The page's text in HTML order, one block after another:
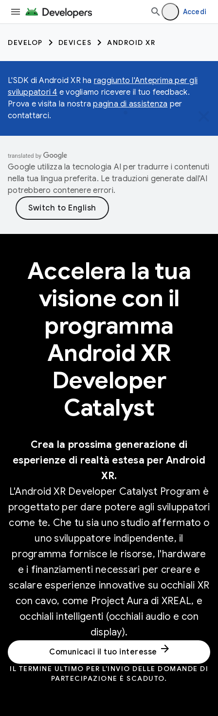
Accedi
DEVELOP DEVICES ANDROID XR
L'SDK di Android XR ha raggiunto l'Anteprima per gli
sviluppatori 4 e vogliamo ricevere il tuo feedback.
Prova e visita la nostrapagina di assistenza per
contattarci.
Google utilizza la tecnologia AI per tradurre i contenuti
nella tua lingua preferita. Le traduzioni generate dall'AI
potrebbero contenere errori.
Accelera la tua
visione con il
programma
Android XR
Developer
Catalyst
Crea la prossima generazione di
esperienze di realtà estesa per Android
XR.
L'Android XR Developer Catalyst Program è
progettato per dare potere agli sviluppatori
come te. Che tu sia uno studio affermato o
uno sviluppatore indipendente, il
programma fornisce le risorse, l'hardware
e i finanziamenti necessari per creare e
scalare esperienze innovative su occhiali XR
con cavo, come Project Aura di XREAL, e
occhiali intelligenti (occhiali audio e con
display).
Comunicaci il tuo interesse arrow_forward
IL TERMINE ULTIMO PER L'INVIO DELLE DOMANDE DI
PARTECIPAZIONE È SCADUTO.